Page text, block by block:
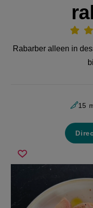
Rabarber alleen in
15
Sla
burrata
met
rabarber